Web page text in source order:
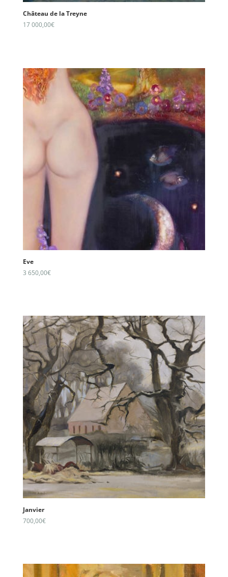
Château de la Treyne
17 000,00€
Eve
3 650,00€
Janvier
700,00€